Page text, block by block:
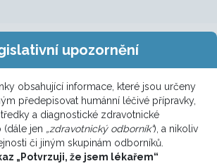
upozornění
obsahující informace, které jsou určeny
předepisovat humánní léčivé přípravky,
a diagnostické zdravotnické
(dále jen „zdravotnický odborník“), a nikoliv
či jiným skupinám odborníků.
„Potvrzuji, že jsem lékařem“